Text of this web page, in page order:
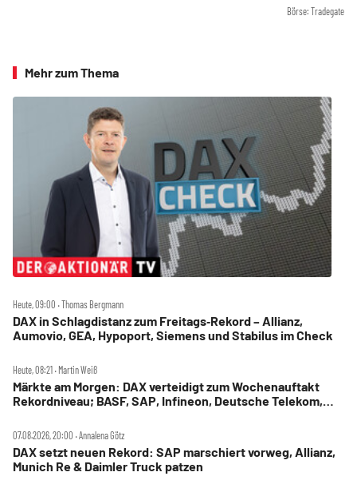
Börse: Tradegate
Mehr zum Thema
Heute, 09:00 ‧ Thomas Bergmann
DAX in Schlagdistanz zum Freitags‑Rekord – Allianz,
Aumovio, GEA, Hypoport, Siemens und Stabilus im Check
Heute, 08:21 ‧ Martin Weiß
Märkte am Morgen: DAX verteidigt zum Wochenauftakt
Rekordniveau; BASF, SAP, Infineon, Deutsche Telekom,
07.08.2026, 20:00 ‧ Annalena Götz
DAX setzt neuen Rekord: SAP marschiert vorweg, Allianz,
Munich Re & Daimler Truck patzen